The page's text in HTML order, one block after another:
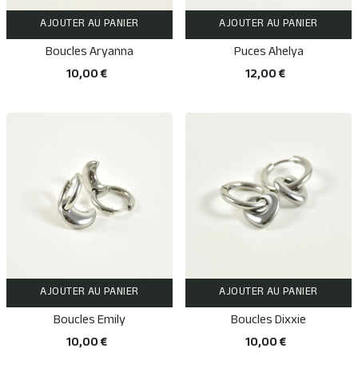
AJOUTER AU PANIER
Boucles Aryanna
10,00 €
AJOUTER AU PANIER
Puces Ahelya
12,00 €
AJOUTER AU PANIER
Boucles Emily
10,00 €
AJOUTER AU PANIER
Boucles Dixxie
10,00 €